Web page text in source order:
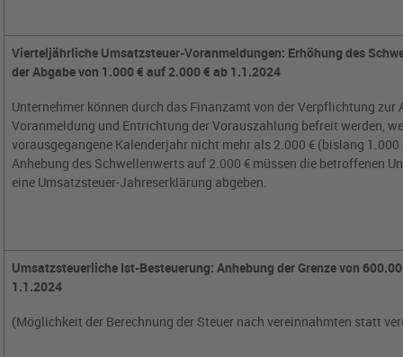
Vierteljährliche Umsatzsteuer-Voranmeldungen: Erhöhung des
der Abgabe von 1.000 € auf 2.000 € ab 1.1.2024
Unternehmer können durch das Finanzamt von der Verpflichtung zur
Voranmeldung und Entrichtung der Vorauszahlung befreit werden,
vorausgegangene Kalenderjahr nicht mehr als 2.000 € (bislang 1.000
Anhebung des Schwellenwerts auf 2.000 € müssen die betroffenen
eine Umsatzsteuer-Jahreserklärung abgeben.
Umsatzsteuerliche Ist-Besteuerung: Anhebung der Grenze von
1.1.2024
(Möglichkeit der Berechnung der Steuer nach vereinnahmten statt